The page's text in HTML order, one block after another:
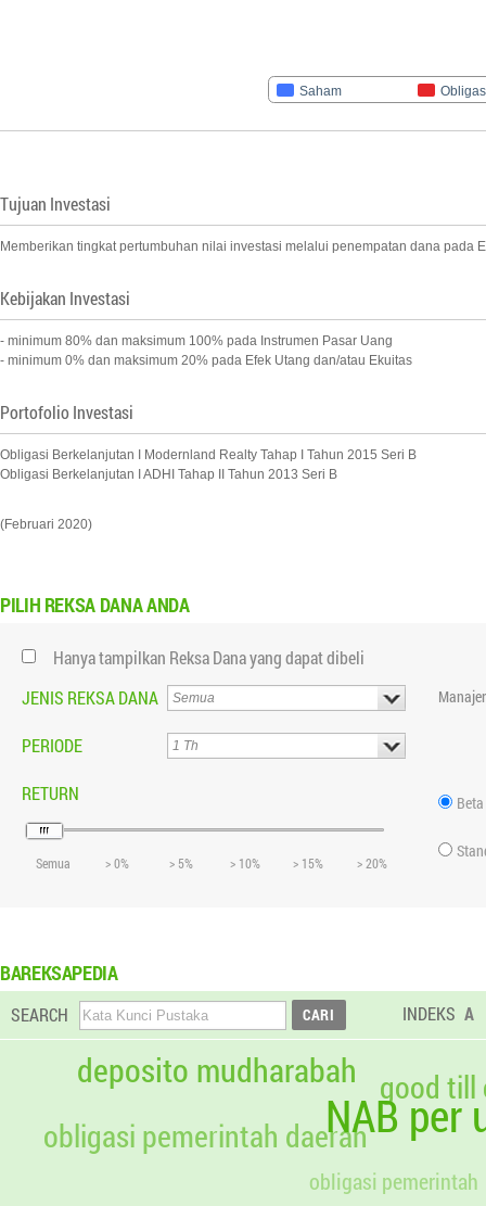
Saham
Tujuan Investasi
Memberikan tingkat pertumbuhan nilai investasi melalui penempatan dana pada
Kebijakan Investasi
- minimum 80% dan maksimum 100% pada Instrumen Pasar Uang
- minimum 0% dan maksimum 20% pada Efek Utang dan/atau Ekuitas
Portofolio Investasi
Obligasi Berkelanjutan I Modernland Realty Tahap I Tahun 2015 Seri B
Obligasi Berkelanjutan I ADHI Tahap II Tahun 2013 Seri B
(Februari 2020)
PILIH REKSA DANA ANDA
Hanya tampilkan Reksa Dana yang dapat dibeli
JENIS REKSA DANA
PERIODE
RETURN
Semua > 0% > 5% > 10% > 15% > 20%
Beta
BAREKSAPEDIA
SEARCH INDEKS A
NAB per
deposito mudharabah
obligasi pemerintah
obligasi pemerintah daerah
good till